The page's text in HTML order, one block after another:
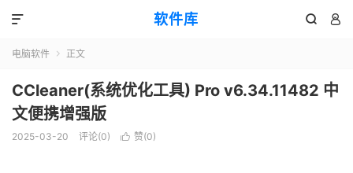
软件库  

电脑软件  正文
CCleaner(系统优化工具) Pro v6.34.11482 中
文便携增强版
2025-03-20 评论(0)  赞(0)